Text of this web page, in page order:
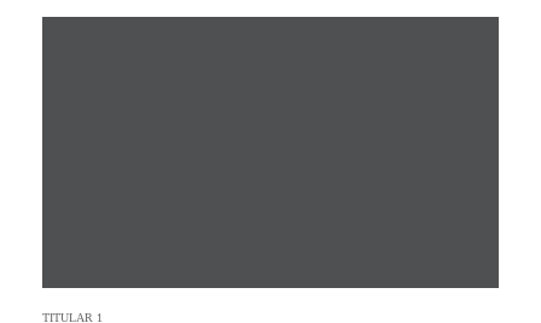
TITULAR 1